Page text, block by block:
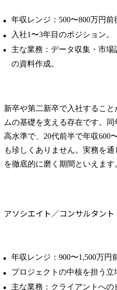
年収レンジ：500〜800万円前
入社1〜3年目のポジション。
主な業務：データ収集・市場
の資料作成。
新卒や第二新卒で入社するこ
ムの基礎を支える存在です。
高水準で、20代前半で年収600
も珍しくありません。実務を
を徹底的に磨く期間といえます
アソシエイト／コンサルタント
年収レンジ：900〜1,500万円
プロジェクトの中核を担う立
主な業務：クライアントへ